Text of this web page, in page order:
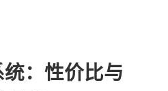
：性价比与